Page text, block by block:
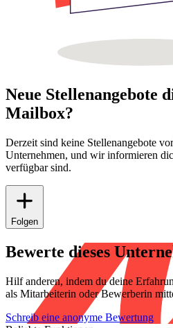
Neue Stellenangebote
Mailbox?
Derzeit sind keine Stellenangebote
Unternehmen, und wir informieren
verfügbar sind.
Folgen
Bewerte dieses
Hilf anderen, indem du deine
als Mitarbeiterin oder Bewerberin
Schreib eine anonyme Bewertung